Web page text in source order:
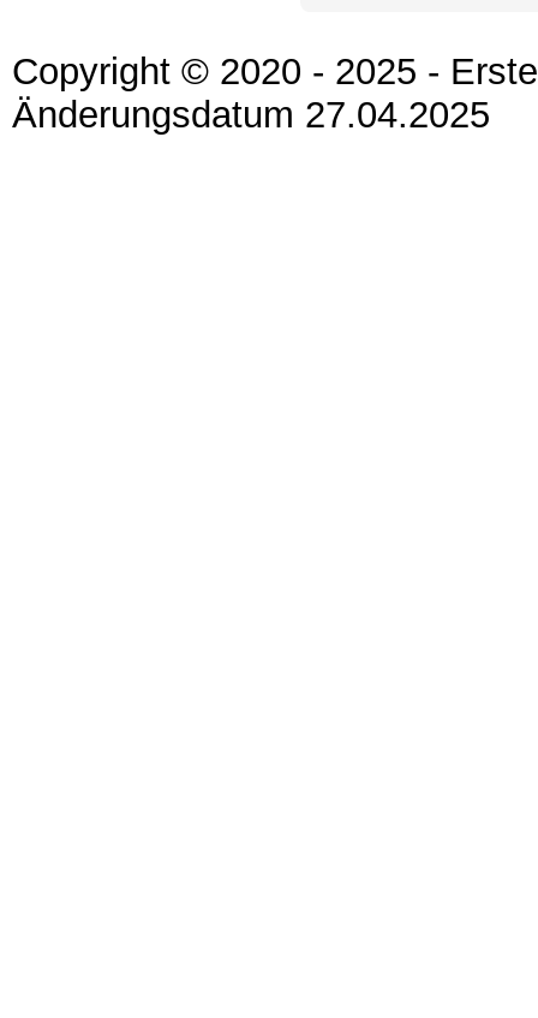
Copyright © 2020 - 2025 -
Änderungsdatum 27.04.2025